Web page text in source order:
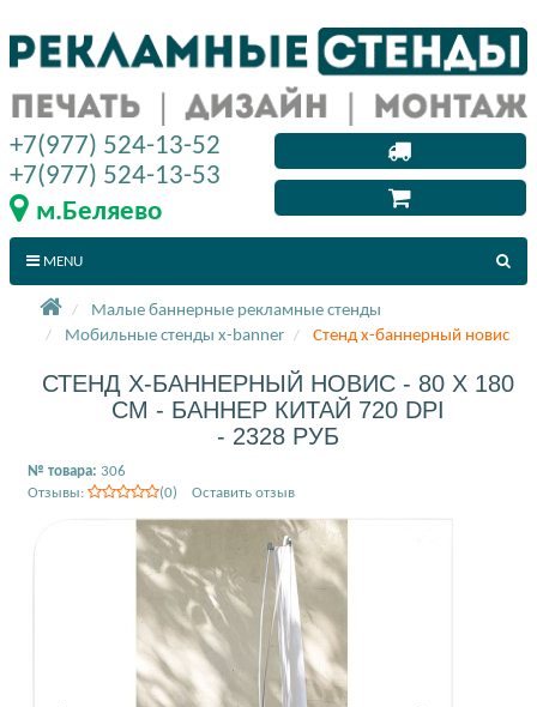
Малые баннерные рекламные стенды
Мобильные стенды x-banner
Стенд х-баннерный новис
СТЕНД Х-БАННЕРНЫЙ НОВИС - 80 X 180
СМ - БАННЕР КИТАЙ 720 DPI
- 2328 РУБ
№ товара: 306
Отзывы:
(0) Оставить отзыв
+7(977) 524-13-52
+7(977) 524-13-53
м.Беляево
MENU